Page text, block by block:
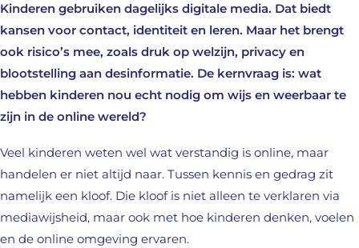
Kinderen gebruiken dagelijks digitale media. Dat biedt
kansen voor contact, identiteit en leren. Maar het brengt
ook risico’s mee, zoals druk op welzijn, privacy en
blootstelling aan desinformatie. De kernvraag is: wat
hebben kinderen nou echt nodig om wijs en weerbaar te
zijn in de online wereld?
Veel kinderen weten wel wat verstandig is online, maar
handelen er niet altijd naar. Tussen kennis en gedrag zit
namelijk een kloof. Die kloof is niet alleen te verklaren via
mediawijsheid, maar ook met hoe kinderen denken, voelen
en de online omgeving ervaren.